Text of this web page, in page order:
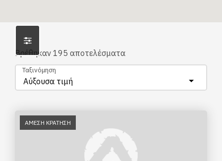
Βρέθηκαν 195 αποτελέσματα
Αύξουσα τιμή
Ταξινόμηση
ΑΜΕΣΗ ΚΡΑΤΗΣΗ